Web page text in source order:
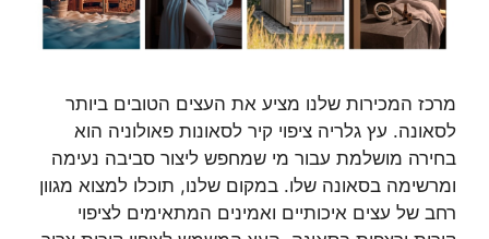
מרכז המכירות שלנו מציע את העצים הטובים ביותר
לסאונה. עץ גלריה ציפוי קיר לסאונות פאולוניה הוא
בחירה מושלמת עבור מי שמחפש ליצור סביבה נעימה
ומרשימה בסאונה שלו. במקום שלנו, תוכלו למצוא מגוון
רחב של עצים איכותיים ואמינים המתאימים לציפוי